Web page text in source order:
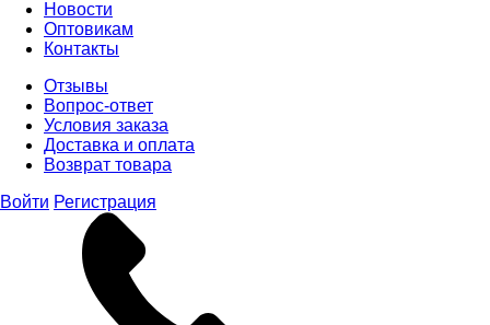
Новости
Оптовикам
Контакты
Отзывы
Вопрос-ответ
Условия заказа
Доставка и оплата
Возврат товара
Войти Регистрация